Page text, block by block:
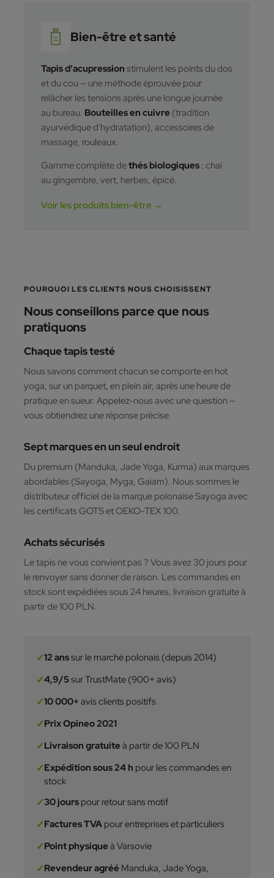
Bien-être et santé
Tapis d'acupression stimulent les points du dos
et du cou — une méthode éprouvée pour
relâcher les tensions après une longue journée
au bureau. Bouteilles en cuivre (tradition
ayurvédique d'hydratation), accessoires de
massage, rouleaux.
Gamme complète dethés biologiques : chai
au gingembre, vert, herbes, épicé.
Voir les produits bien-être →
POURQUOI LES CLIENTS NOUS CHOISISSENT
Nous conseillons parce que nous
pratiquons
Chaque tapis testé
Nous savons comment chacun se comporte en hot
yoga, sur un parquet, en plein air, après une heure de
pratique en sueur. Appelez-nous avec une question —
vous obtiendrez une réponse précise.
Sept marques en un seul endroit
Du premium (Manduka, Jade Yoga, Kurma) aux marques
abordables (Sayoga, Myga, Gaiam). Nous sommes le
distributeur officiel de la marque polonaise Sayoga avec
les certificats GOTS et OEKO-TEX 100.
Achats sécurisés
Le tapis ne vous convient pas ? Vous avez 30 jours pour
le renvoyer sans donner de raison. Les commandes en
stock sont expédiées sous 24 heures, livraison gratuite à
partir de 100 PLN.
✓12 anssur le marché polonais (depuis 2014)
✓4,9/5sur TrustMate (900+ avis)
✓10 000+ avis clients positifs
✓Prix Opineo 2021
✓Livraison gratuiteà partir de 100 PLN
✓Expédition sous 24 h pour les commandes en
stock
✓30 jours pour retour sans motif
✓Factures TVA pour entreprises et particuliers
✓Point physiqueà Varsovie
✓Revendeur agréé Manduka, Jade Yoga,